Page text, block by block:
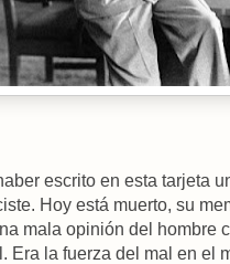
escrito en esta tarjeta
Hoy está muerto, su
mala opinión del hombre
Era la fuerza del mal en el